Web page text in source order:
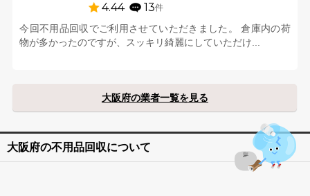
4.44 13件
今回不用品回収でご利用させていただきました。 倉庫内の荷
物が多かったのですが、スッキリ綺麗にしていただけ...
大阪府の業者一覧を見る
大阪府の不用品回収について